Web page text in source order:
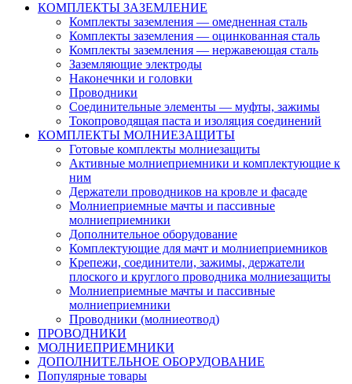
КОМПЛЕКТЫ ЗАЗЕМЛЕНИЕ
Комплекты заземления — омедненная сталь
Комплекты заземления — оцинкованная сталь
Комплекты заземления — нержавеющая сталь
Заземляющие электроды
Наконечнки и головки
Проводники
Соединительные элементы — муфты, зажимы
Токопроводящая паста и изоляция соединений
КОМПЛЕКТЫ МОЛНИЕЗАЩИТЫ
Готовые комплекты молниезащиты
Активные молниеприемники и комплектующие к
ним
Держатели проводников на кровле и фасаде
Молниеприемные мачты и пассивные
молниеприемники
Дополнительное оборудование
Комплектующие для мачт и молниеприемников
Крепежи, соединители, зажимы, держатели
плоского и круглого проводника молниезащиты
Молниеприемные мачты и пассивные
молниеприемники
Проводники (молниеотвод)
ПРОВОДНИКИ
МОЛНИЕПРИЕМНИКИ
ДОПОЛНИТЕЛЬНОЕ ОБОРУДОВАНИЕ
Популярные товары